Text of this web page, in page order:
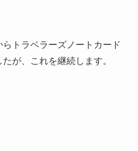
トラベラーズノートカード
が、これを継続します。